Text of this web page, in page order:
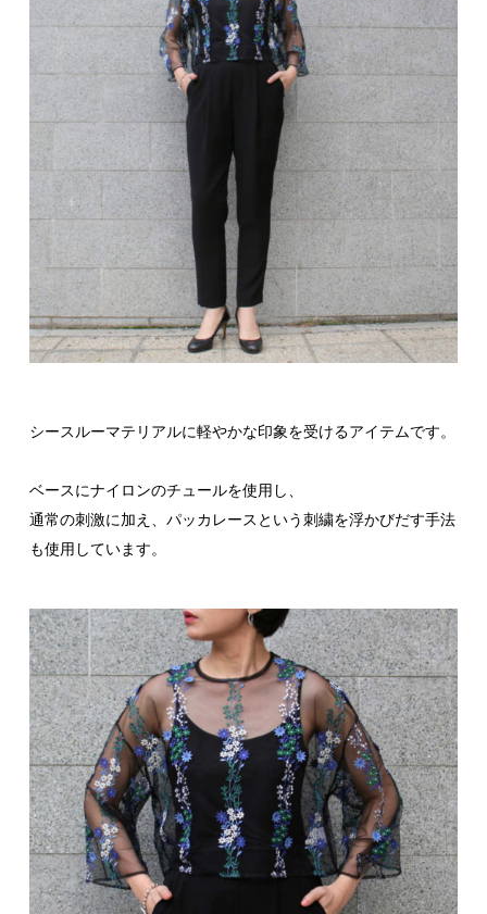
シースルーマテリアルに軽やかな印象を受けるアイテムです。
ベースにナイロンのチュールを使用し、
通常の刺激に加え、パッカレースという刺繍を浮かびだす手法
も使用しています。